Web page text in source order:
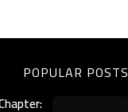
POPULAR POSTS